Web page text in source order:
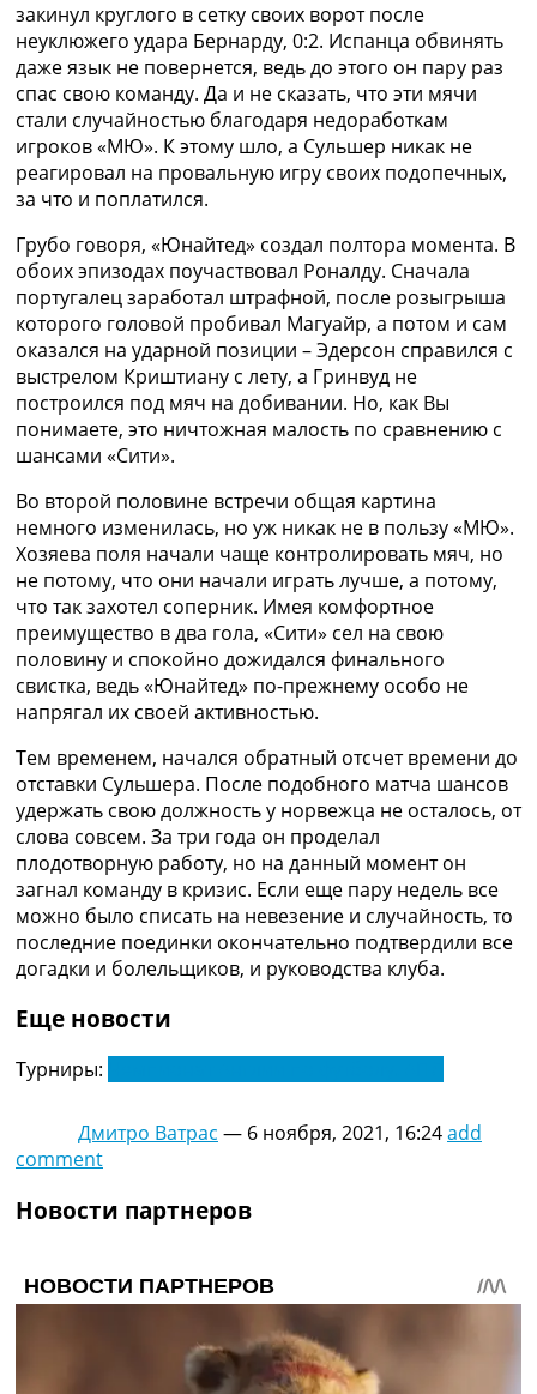
закинул круглого в сетку своих ворот после
неуклюжего удара Бернарду, 0:2. Испанца обвинять
даже язык не повернется, ведь до этого он пару раз
спас свою команду. Да и не сказать, что эти мячи
стали случайностью благодаря недоработкам
игроков «МЮ». К этому шло, а Сульшер никак не
реагировал на провальную игру своих подопечных,
за что и поплатился.
Грубо говоря, «Юнайтед» создал полтора момента. В
обоих эпизодах поучаствовал Роналду. Сначала
португалец заработал штрафной, после розыгрыша
которого головой пробивал Магуайр, а потом и сам
оказался на ударной позиции – Эдерсон справился с
выстрелом Криштиану с лету, а Гринвуд не
построился под мяч на добивании. Но, как Вы
понимаете, это ничтожная малость по сравнению с
шансами «Сити».
Во второй половине встречи общая картина
немного изменилась, но уж никак не в пользу «МЮ».
Хозяева поля начали чаще контролировать мяч, но
не потому, что они начали играть лучше, а потому,
что так захотел соперник. Имея комфортное
преимущество в два гола, «Сити» сел на свою
половину и спокойно дожидался финального
свистка, ведь «Юнайтед» по-прежнему особо не
напрягал их своей активностью.
Тем временем, начался обратный отсчет времени до
отставки Сульшера. После подобного матча шансов
удержать свою должность у норвежца не осталось, от
слова совсем. За три года он проделал
плодотворную работу, но на данный момент он
загнал команду в кризис. Если еще пару недель все
можно было списать на невезение и случайность, то
последние поединки окончательно подтвердили все
догадки и болельщиков, и руководства клуба.
Еще новости
Турниры:
Дмитро Ватрас — 6 ноября, 2021, 16:24add
comment
Новости партнеров